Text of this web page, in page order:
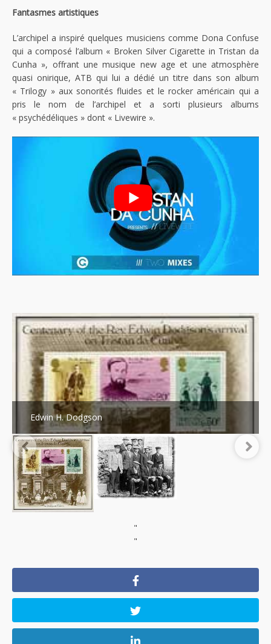
Fantasmes artistiques
L’archipel a inspiré quelques musiciens comme Dona Confuse
qui a composé l’album « Broken Silver Cigarette in Tristan da
Cunha », offrant une musique new age et une atmosphère
quasi onirique, ATB qui lui a dédié un titre dans son album
« Trilogy » aux sonorités fluides et le rocker américain qui a
pris le nom de l’archipel et a sorti plusieurs albums
« psychédéliques » dont « Livewire ».
Edwin H. Dodgson
"
"